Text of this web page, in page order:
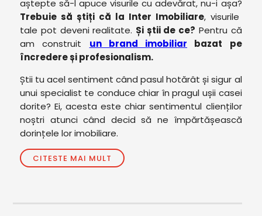
aștepte să-l apuce visurile cu adevărat, nu-i așa?
Trebuie să știți că la Inter Imobiliare, visurile
tale pot deveni realitate. Și știi de ce? Pentru că
am construit un brand imobiliar bazat pe
încredere și profesionalism.
Știi tu acel sentiment când pasul hotărât și sigur al
unui specialist te conduce chiar în pragul ușii casei
dorite? Ei, acesta este chiar sentimentul clienților
noștri atunci când decid să ne împărtășească
dorințele lor imobiliare.
CITESTE MAI MULT